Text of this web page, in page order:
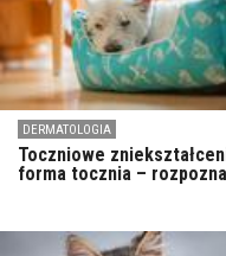
DERMATOLOGIA
Toczniowe
forma tocznia –